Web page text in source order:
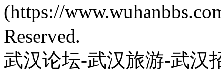
(https://
Reserved.
武汉论坛-武汉旅游-武汉